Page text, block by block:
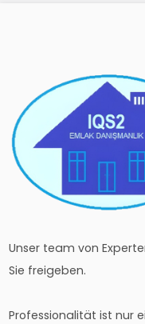
Unser team von
Sie freigeben.
Professionalität ist nur